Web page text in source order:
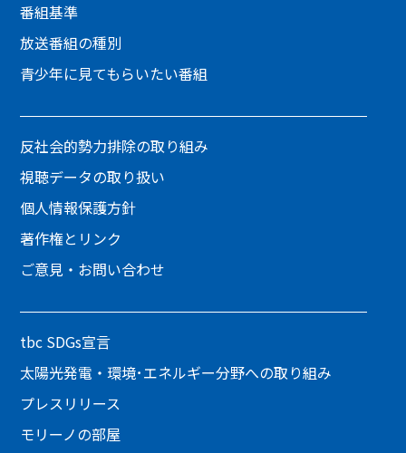
番組基準
放送番組の種別
青少年に見てもらいたい番組
反社会的勢力排除の取り組み
視聴データの取り扱い
個人情報保護方針
著作権とリンク
ご意見・お問い合わせ
tbc SDGs宣言
太陽光発電・環境･エネルギー分野への取り組み
プレスリリース
モリーノの部屋